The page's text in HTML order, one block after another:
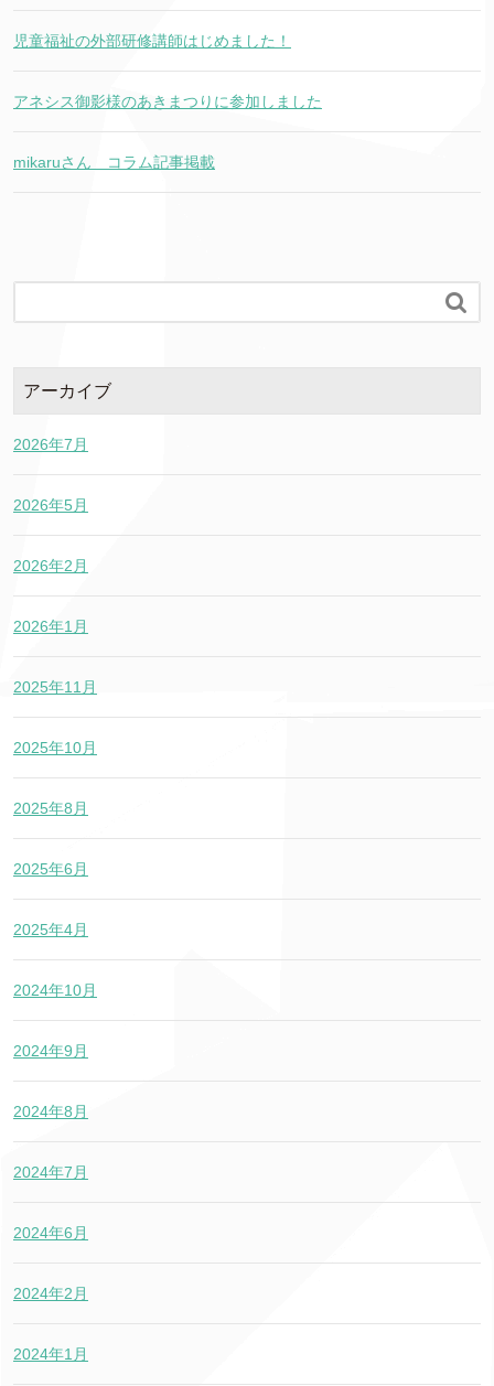
児童福祉の外部研修講師はじめました！
アネシス御影様のあきまつりに参加しました
mikaruさん コラム記事掲載

アーカイブ
2026年7月
2026年5月
2026年2月
2026年1月
2025年11月
2025年10月
2025年8月
2025年6月
2025年4月
2024年10月
2024年9月
2024年8月
2024年7月
2024年6月
2024年2月
2024年1月